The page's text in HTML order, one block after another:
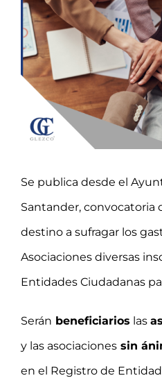
Ver
imagen
más
grande
Se publica desde el
Santander, convocatoria
destino a sufragar los
Asociaciones diversas
Entidades Ciudadanas
Serán beneficiarios las
y las asociaciones sin
en el Registro de